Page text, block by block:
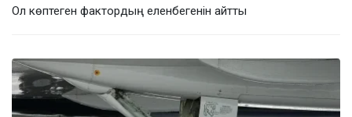
Ол көптеген фактордың еленбегенін айтты